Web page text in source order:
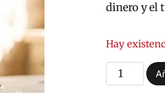
dinero y el
Hay
Mikado
Esotérico